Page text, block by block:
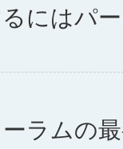
にはパ
ラムの